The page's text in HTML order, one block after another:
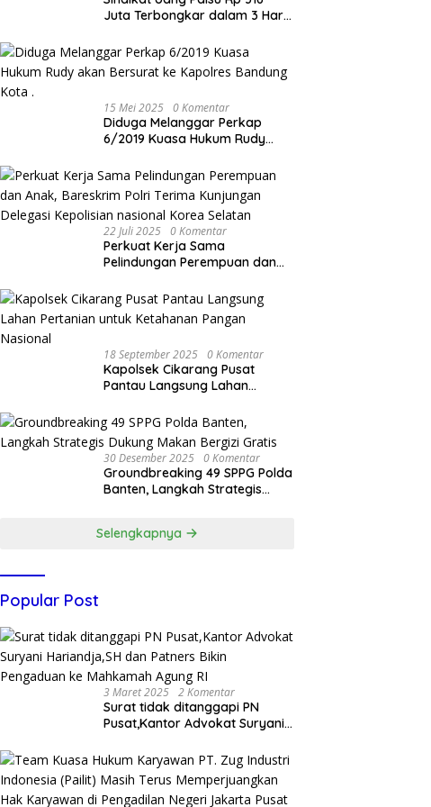
Juta Terbongkar dalam 3 Hari,
15 Mei 2025 0 Komentar
Diduga Melanggar Perkap
6/2019 Kuasa Hukum Rudy
Bandung Kota .
22 Juli 2025 0 Komentar
Perkuat Kerja Sama
Pelindungan Perempuan dan
Kunjungan Delegasi Kepolisian
nasional Korea Selatan
18 September 2025 0 Komentar
Kapolsek Cikarang Pusat
Pantau Langsung Lahan
Pangan Nasional
30 Desember 2025 0 Komentar
Groundbreaking 49 SPPG Polda
Banten, Langkah Strategis
Selengkapnya
Popular Post
3 Maret 2025 2 Komentar
Surat tidak ditanggapi PN
Pusat,Kantor Advokat Suryani
Pengaduan ke Mahkamah
Agung RI